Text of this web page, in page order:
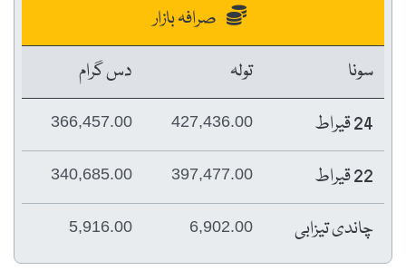
صرافہ بازار
سونا
تولہ
دس گرام
24 قیراط
427,436.00
366,457.00
22 قیراط 397,477.00
340,685.00
چاندی تیزابی 6,902.00
5,916.00